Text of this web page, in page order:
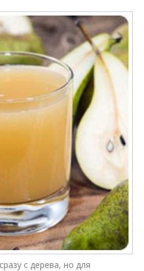
с дерева, но для